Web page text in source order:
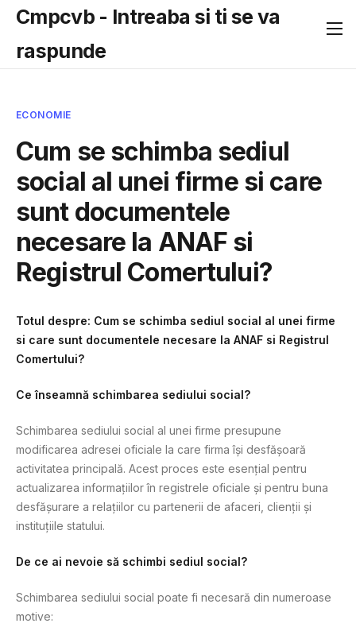
Cmpcvb - Intreaba si ti se va
raspunde
ECONOMIE
Cum se schimba sediul
social al unei firme si care
sunt documentele
necesare la ANAF si
Registrul Comertului?
Totul despre: Cum se schimba sediul social al unei firme
si care sunt documentele necesare la ANAF si Registrul
Comertului?
Ce înseamnă schimbarea sediului social?
Schimbarea sediului social al unei firme presupune
modificarea adresei oficiale la care firma își desfășoară
activitatea principală. Acest proces este esențial pentru
actualizarea informațiilor în registrele oficiale și pentru buna
desfășurare a relațiilor cu partenerii de afaceri, clienții și
instituțiile statului.
De ce ai nevoie să schimbi sediul social?
Schimbarea sediului social poate fi necesară din numeroase
motive: